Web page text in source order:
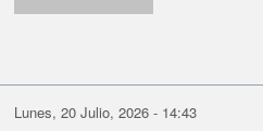
Lunes, 20 Julio, 2026 - 14:43